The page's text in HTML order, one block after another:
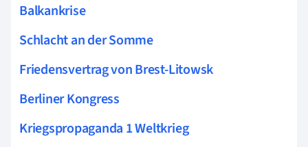
Balkankrise
Schlacht an der Somme
Friedensvertrag von Brest-Litowsk
Berliner Kongress
Kriegspropaganda 1 Weltkrieg